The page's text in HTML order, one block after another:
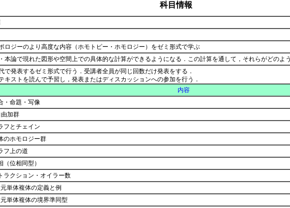
科目情報
ロジーのより高度な内容（ホモトピー・ホモロジー）をゼミ形式で学ぶ
本論で現れた図形や空間上での具体的な計算ができるようになる．この計算を通して，それらがどのよ
で発表するゼミ形式で行う．受講者全員が同じ回数だけ発表をする．
キストを読んで予習し，発表またはディスカッションへの参加を行う．
内容
・命題・写像
加群
フとチェイン
のホモロジー群
フ上の道
（位相同型）
ラクション・オイラー数
単体複体の定義と例
単体複体の境界準同型